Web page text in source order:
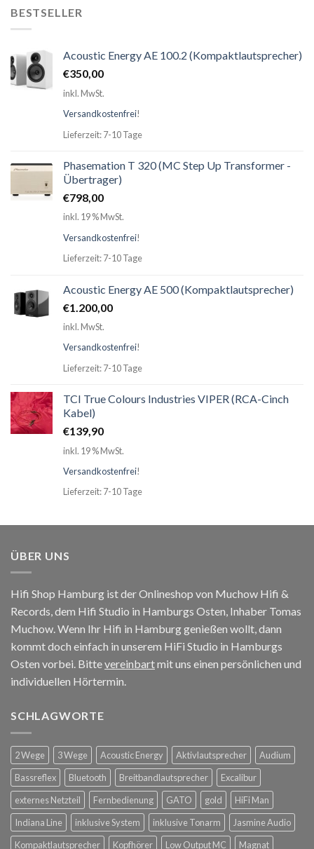
BESTSELLER
Acoustic Energy AE 100.2 (Kompaktlautsprecher)
€350,00
inkl. MwSt.
Versandkostenfrei!
Lieferzeit: 7-10 Tage
Phasemation T 320 (MC Step Up Transformer -
Übertrager)
€798,00
inkl. 19 % MwSt.
Versandkostenfrei!
Lieferzeit: 7-10 Tage
Acoustic Energy AE 500 (Kompaktlautsprecher)
€1.200,00
inkl. MwSt.
Versandkostenfrei!
Lieferzeit: 7-10 Tage
TCI True Colours Industries VIPER (RCA-Cinch
Kabel)
€139,90
inkl. 19 % MwSt.
Versandkostenfrei!
Lieferzeit: 7-10 Tage
ÜBER UNS
Hifi Shop Hamburg ist der Onlineshop von Muchow Hifi &
Records, dem Hifi Studio in Hamburgs Osten, Inhaber Tomas
Muchow. Wenn Ihr Hifi in Hamburg genießen wollt, dann
kommt doch einfach in unserem HiFi Studio in Hamburgs
Osten vorbei. Bittevereinbartmit uns einen persönlichen und
individuellen Hörtermin.
SCHLAGWORTE
2 Wege 3 Wege Acoustic Energy Aktivlautsprecher
Audium
Bassreflex
Bluetooth Breitbandlautsprecher
Excalibur
externes Netzteil
Fernbedienung GATO gold
HiFi Man
Indiana Line
inklusive System inklusive Tonarm
Jasmine Audio
Kompaktlautsprecher
Kopfhörer Low Output MC Magnat